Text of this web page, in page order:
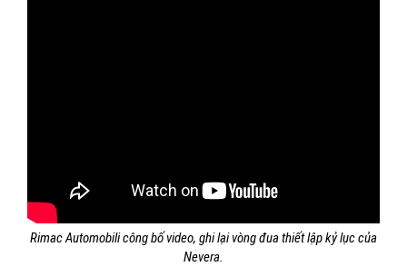
Rimac Automobili công bố video, ghi lại vòng đua thiết lập kỷ lục của
Nevera.